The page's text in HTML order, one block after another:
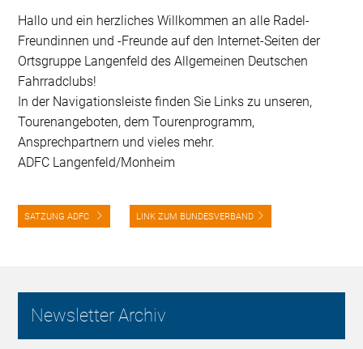
Hallo und ein herzliches Willkommen an alle Radel-
Freundinnen und -Freunde auf den Internet-Seiten der
Ortsgruppe Langenfeld des Allgemeinen Deutschen
Fahrradclubs!
In der Navigationsleiste finden Sie Links zu unseren,
Tourenangeboten, dem Tourenprogramm,
Ansprechpartnern und vieles mehr.
ADFC Langenfeld/Monheim
SATZUNG ADFC LINK ZUM BUNDESVERBAND
Newsletter Archiv